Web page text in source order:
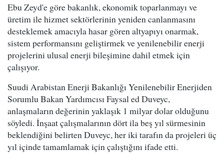
Ebu Zeyd'e göre bakanlık, ekonomik toparlanmayı ve
üretim ile hizmet sektörlerinin yeniden canlanmasını
desteklemek amacıyla hasar gören altyapıyı onarmak,
sistem performansını geliştirmek ve yenilenebilir enerji
projelerini ulusal enerji bileşimine dahil etmek için
çalışıyor.
Suudi Arabistan Enerji Bakanlığı Yenilenebilir Enerjiden
Sorumlu Bakan Yardımcısı Faysal ed Duveyc,
anlaşmaların değerinin yaklaşık 1 milyar dolar olduğunu
söyledi. İnşaat çalışmalarının dört ila beş yıl sürmesinin
beklendiğini belirten Duveyc, her iki tarafın da projeleri üç
yıl içinde tamamlamak için çalıştığını ifade etti.